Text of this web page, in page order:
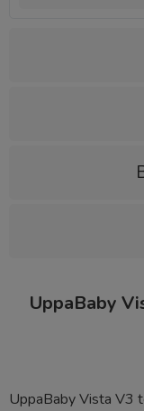
UppaBaby
UppaBaby Vista V3